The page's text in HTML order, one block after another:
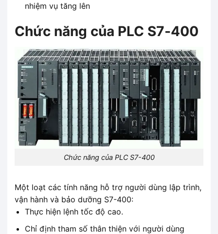
nhiệm vụ tăng lên
Chức năng của PLC S7-400
Chức năng của PLC S7-400
Một loạt các tính năng hỗ trợ người dùng lập trình,
vận hành và bảo dưỡng S7-400:
Thực hiện lệnh tốc độ cao.
Chỉ định tham số thân thiện với người dùng